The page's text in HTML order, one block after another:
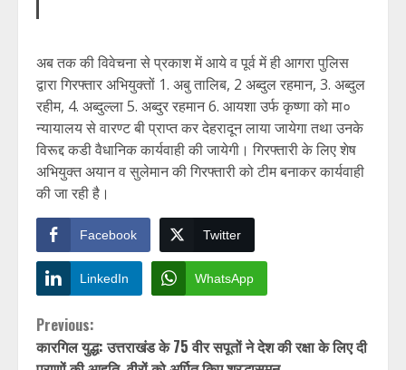
अब तक की विवेचना से प्रकाश में आये व पूर्व में ही आगरा पुलिस
द्वारा गिरफ्तार अभियुक्तों 1. अबु तालिब, 2 अब्दुल रहमान, 3. अब्दुल
रहीम, 4. अब्दुल्ला 5. अब्दुर रहमान 6. आयशा उर्फ कृष्णा को मा०
न्यायालय से वारण्ट बी प्राप्त कर देहरादून लाया जायेगा तथा उनके
विरूद्द कडी वैधानिक कार्यवाही की जायेगी। गिरफ्तारी के लिए शेष
अभियुक्त अयान व सुलेमान की गिरफ्तारी को टीम बनाकर कार्यवाही
की जा रही है।
Facebook Twitter
LinkedIn WhatsApp
Continue
Previous:
कारगिल युद्ध: उत्तराखंड के 75 वीर सपूतों ने देश की रक्षा के लिए दी